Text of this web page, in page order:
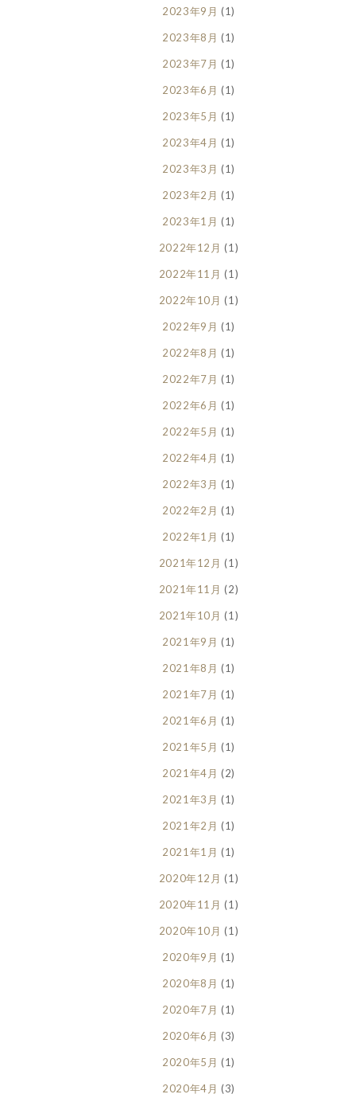
2023年9月 (1)
2023年8月 (1)
2023年7月 (1)
2023年6月 (1)
2023年5月 (1)
2023年4月 (1)
2023年3月 (1)
2023年2月 (1)
2023年1月 (1)
2022年12月 (1)
2022年11月 (1)
2022年10月 (1)
2022年9月 (1)
2022年8月 (1)
2022年7月 (1)
2022年6月 (1)
2022年5月 (1)
2022年4月 (1)
2022年3月 (1)
2022年2月 (1)
2022年1月 (1)
2021年12月 (1)
2021年11月 (2)
2021年10月 (1)
2021年9月 (1)
2021年8月 (1)
2021年7月 (1)
2021年6月 (1)
2021年5月 (1)
2021年4月 (2)
2021年3月 (1)
2021年2月 (1)
2021年1月 (1)
2020年12月 (1)
2020年11月 (1)
2020年10月 (1)
2020年9月 (1)
2020年8月 (1)
2020年7月 (1)
2020年6月 (3)
2020年5月 (1)
2020年4月 (3)